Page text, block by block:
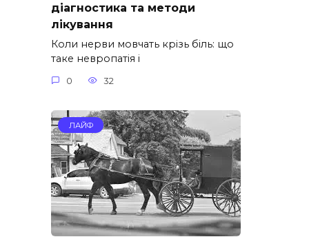
діагностика та методи
лікування
Коли нерви мовчать крізь біль: що
таке невропатія і
0 32
ЛАЙФ